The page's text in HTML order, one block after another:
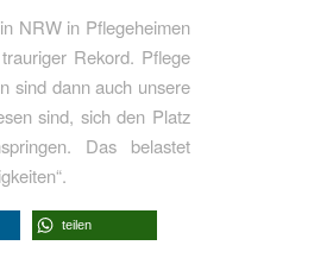
NRW in Pflegeheimen
Rekord. Pflege
sind dann auch unsere
sind, sich den Platz
Das belastet
teilen